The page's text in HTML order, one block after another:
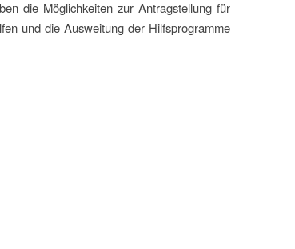
die Möglichkeiten zur Antragstellung für
und die Ausweitung der Hilfsprogramme